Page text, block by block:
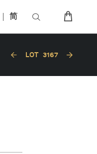
简
LOT 3167